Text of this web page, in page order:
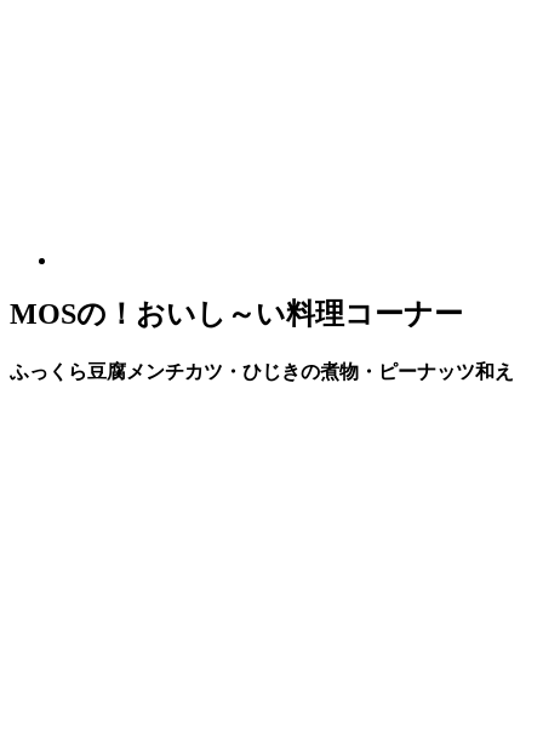
MOSの！おいし～い料理コーナー
ふっくら豆腐メンチカツ・ひじきの煮物・ピーナッツ和え